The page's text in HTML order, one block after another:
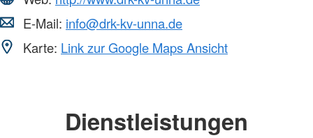
E-Mail: info@drk-kv-unna.de
Karte: Link zur Google Maps Ansicht
Dienstleistungen